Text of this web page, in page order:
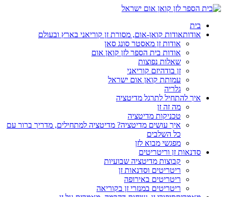
בית
אודותאודות קואן-אום, מסורת זן קוריאני בארץ ובעולם
אודות זן מאסטר סונג סאן
אודות בית הספר לזן קואן אום
שאלות נפוצות
זן בודהיזם קוריאני
עמותת קואן אום ישראל
גלריה
איך להתחיל לתרגל מדיטציה
מה זה זן
טכניקות מדיטציה
איך עושים מדיטציה? מדיטציה למתחילים, מדריך ברור עם
כל השלבים
מפגשי מבוא לזן
סדנאות זן וריטריטים
קבוצות מדיטציה שבועיות
ריטריטים וסדנאות זן
ריטריטים באירופה
ריטריטים במנזרי זן בקוריאה